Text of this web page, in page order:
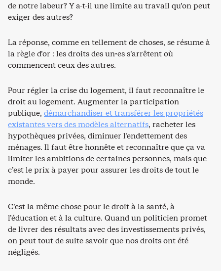
de notre labeur? Y a-t-il une limite au travail qu’on peut
exiger des autres?
La réponse, comme en tellement de choses, se résume à
la règle d’or : les droits des un·es s’arrêtent où
commencent ceux des autres.
Pour régler la crise du logement, il faut reconnaître le
droit au logement. Augmenter la participation
publique, démarchandiser et transférer les propriétés
existantes vers des modèles alternatifs, racheter les
hypothèques privées, diminuer l’endettement des
ménages. Il faut être honnête et reconnaître que ça va
limiter les ambitions de certaines personnes, mais que
c’est le prix à payer pour assurer les droits de tout le
monde.
C’est la même chose pour le droit à la santé, à
l’éducation et à la culture. Quand un politicien promet
de livrer des résultats avec des investissements privés,
on peut tout de suite savoir que nos droits ont été
négligés.